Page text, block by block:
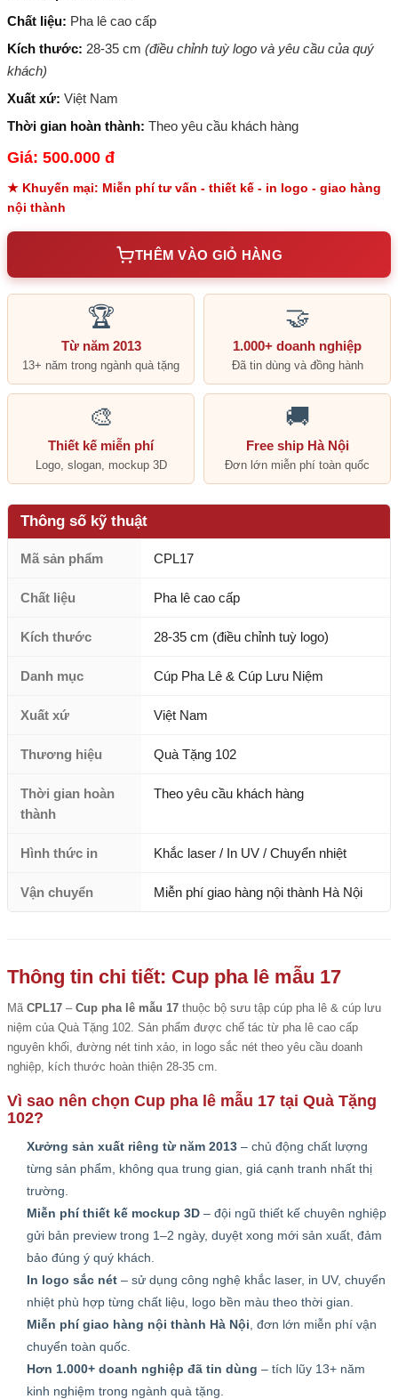
Chất liệu: Pha lê cao cấp
Kích thước: 28-35 cm (điều chỉnh tuỳ logo và yêu cầu của quý
khách)
Xuất xứ: Việt Nam
Thời gian hoàn thành: Theo yêu cầu khách hàng
Giá: 500.000 đ
★ Khuyến mại: Miễn phí tư vấn - thiết kế - in logo - giao hàng
nội thành
THÊM VÀO GIỎ HÀNG
🏆
Từ năm 2013
13+ năm trong ngành quà tặng
🤝
1.000+ doanh nghiệp
Đã tin dùng và đồng hành
🎨
Thiết kế miễn phí
Logo, slogan, mockup 3D
🚚
Free ship Hà Nội
Đơn lớn miễn phí toàn quốc
Thông số kỹ thuật
Mã sản phẩm CPL17
Chất liệu Pha lê cao cấp
Kích thước 28-35 cm (điều chỉnh tuỳ logo)
Danh mục Cúp Pha Lê & Cúp Lưu Niệm
Xuất xứ Việt Nam
Thương hiệu Quà Tặng 102
Thời gian hoàn
thành
Theo yêu cầu khách hàng
Hình thức in Khắc laser / In UV / Chuyển nhiệt
Vận chuyển Miễn phí giao hàng nội thành Hà Nội
Thông tin chi tiết: Cup pha lê mẫu 17
Mã CPL17 – Cup pha lê mẫu 17 thuộc bộ sưu tập cúp pha lê & cúp lưu
niệm của Quà Tặng 102. Sản phẩm được chế tác từ pha lê cao cấp
nguyên khối, đường nét tinh xảo, in logo sắc nét theo yêu cầu doanh
nghiệp, kích thước hoàn thiện 28-35 cm.
Vì sao nên chọn Cup pha lê mẫu 17 tại Quà Tặng
102?
Xưởng sản xuất riêng từ năm 2013 – chủ động chất lượng
từng sản phẩm, không qua trung gian, giá cạnh tranh nhất thị
trường.
Miễn phí thiết kế mockup 3D – đội ngũ thiết kế chuyên nghiệp
gửi bản preview trong 1–2 ngày, duyệt xong mới sản xuất, đảm
bảo đúng ý quý khách.
In logo sắc nét – sử dụng công nghệ khắc laser, in UV, chuyển
nhiệt phù hợp từng chất liệu, logo bền màu theo thời gian.
Miễn phí giao hàng nội thành Hà Nội , đơn lớn miễn phí vận
chuyển toàn quốc.
Hơn 1.000+ doanh nghiệp đã tin dùng – tích lũy 13+ năm
kinh nghiệm trong ngành quà tặng.